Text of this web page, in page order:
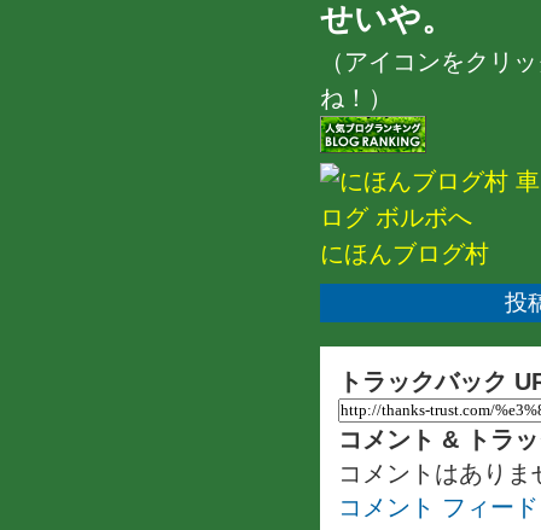
せいや。
（アイコンをクリ
ね！）
にほんブログ村
投
トラックバック
コメント & トラ
コメントはありま
コメント フィード